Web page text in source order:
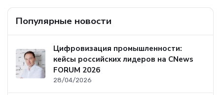
Популярные новости
Цифровизация промышленности:
кейсы российских лидеров на CNews
FORUM 2026
28/04/2026